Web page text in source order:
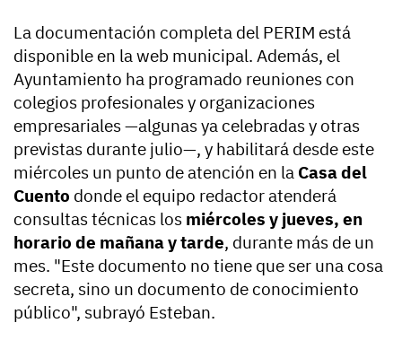
La documentación completa del PERIM está
disponible en la web municipal. Además, el
Ayuntamiento ha programado reuniones con
colegios profesionales y organizaciones
empresariales —algunas ya celebradas y otras
previstas durante julio—, y habilitará desde este
miércoles un punto de atención en la Casa del
Cuento donde el equipo redactor atenderá
consultas técnicas los miércoles y jueves, en
horario de mañana y tarde, durante más de un
mes. "Este documento no tiene que ser una cosa
secreta, sino un documento de conocimiento
público", subrayó Esteban.